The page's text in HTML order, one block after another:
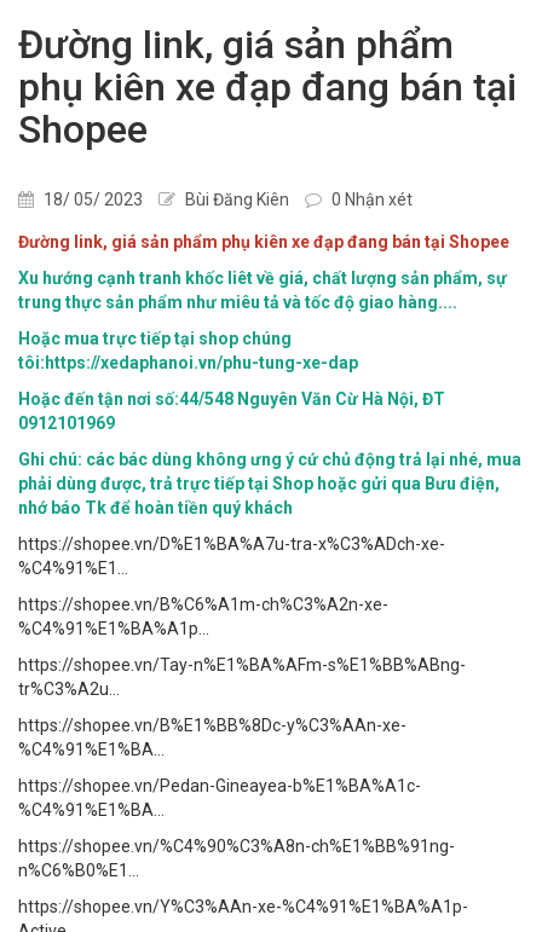
Đường link, giá sản phẩm
phụ kiên xe đạp đang bán tại
Shopee
18/ 05/ 2023 Bùi Đăng Kiên 0 Nhận xét
Đường link, giá sản phẩm phụ kiên xe đạp đang bán tại Shopee
Xu hướng cạnh tranh khốc liêt về giá, chất lượng sản phẩm, sự
trung thực sản phẩm như miêu tả và tốc độ giao hàng....
Hoặc mua trực tiếp tại shop chúng
tôi:https://xedaphanoi.vn/phu-tung-xe-dap
Hoặc đến tận nơi số:44/548 Nguyên Văn Cừ Hà Nội, ĐT
0912101969
Ghi chú: các bác dùng không ưng ý cứ chủ động trả lại nhé, mua
phải dùng được, trả trực tiếp tại Shop hoặc gửi qua Bưu điện,
nhớ báo Tk để hoàn tiền quý khách
https://shopee.vn/D%E1%BA%A7u-tra-x%C3%ADch-xe-
%C4%91%E1...
https://shopee.vn/B%C6%A1m-ch%C3%A2n-xe-
%C4%91%E1%BA%A1p...
https://shopee.vn/Tay-n%E1%BA%AFm-s%E1%BB%ABng-
tr%C3%A2u...
https://shopee.vn/B%E1%BB%8Dc-y%C3%AAn-xe-
%C4%91%E1%BA...
https://shopee.vn/Pedan-Gineayea-b%E1%BA%A1c-
%C4%91%E1%BA...
https://shopee.vn/%C4%90%C3%A8n-ch%E1%BB%91ng-
n%C6%B0%E1...
https://shopee.vn/Y%C3%AAn-xe-%C4%91%E1%BA%A1p-